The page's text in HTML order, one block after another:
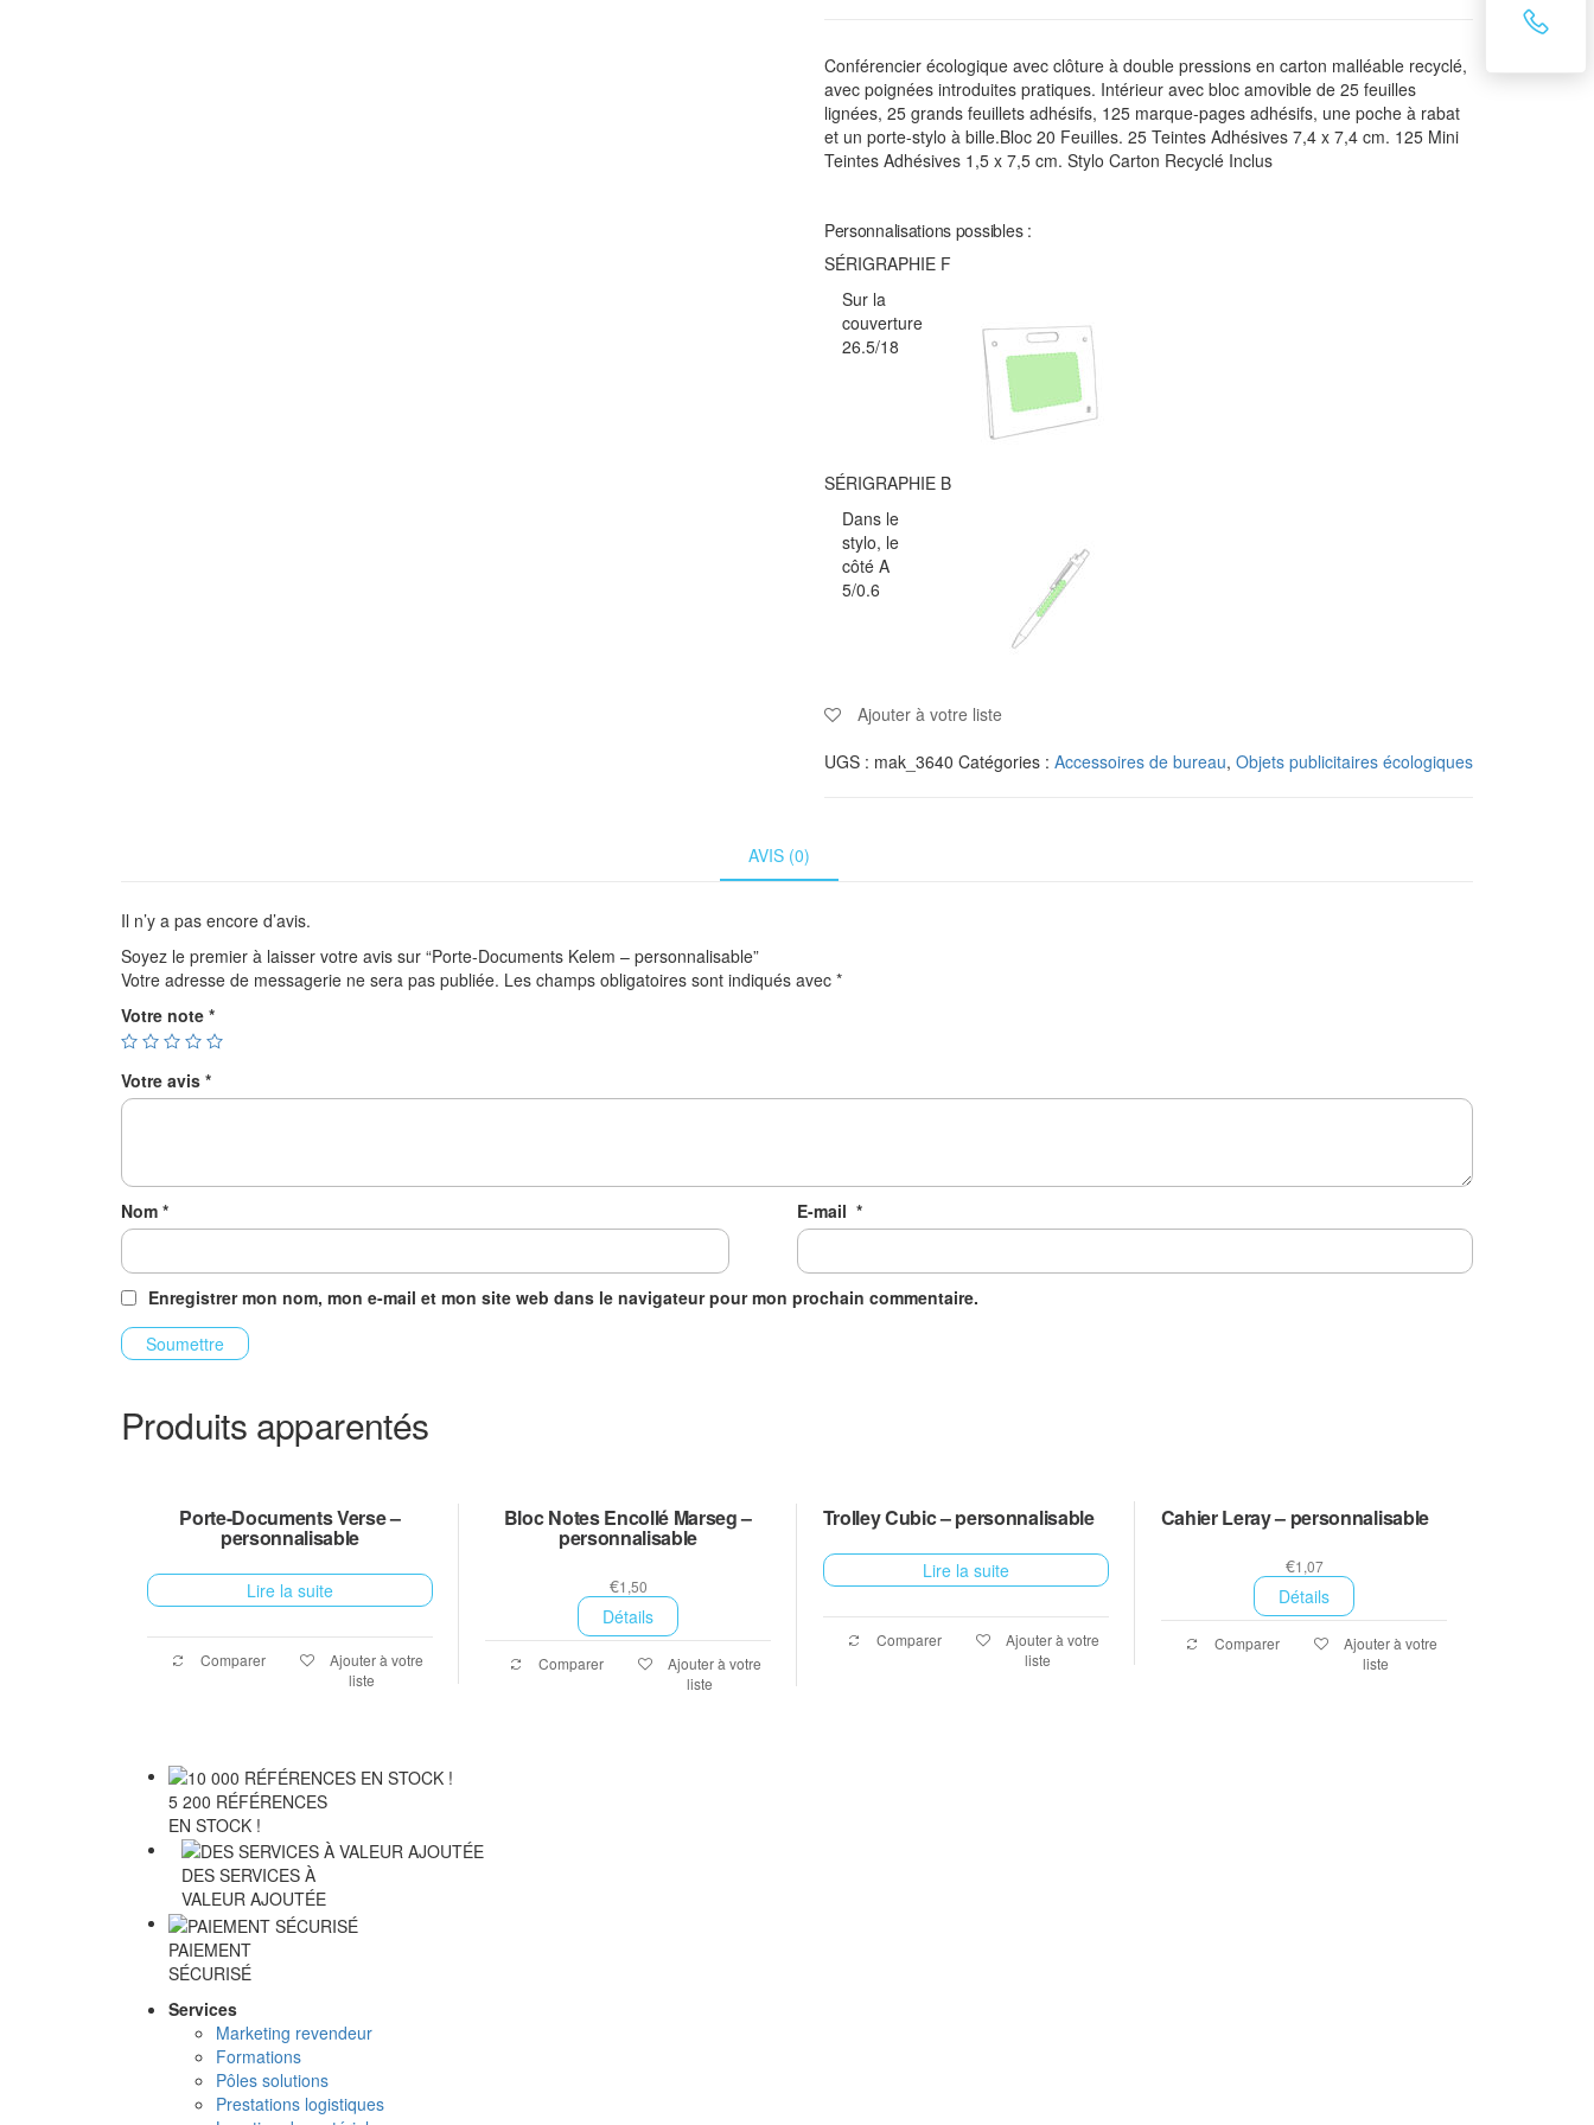
Conférencier écologique avec clôture à double pressions en carton malléable recyclé,
avec poignées introduites pratiques. Intérieur avec bloc amovible de 25 feuilles
lignées, 25 grands feuillets adhésifs, 125 marque-pages adhésifs, une poche à rabat
et un porte-stylo à bille.Bloc 20 Feuilles. 25 Teintes Adhésives 7,4 x 7,4 cm. 125 Mini
Teintes Adhésives 1,5 x 7,5 cm. Stylo Carton Recyclé Inclus
Personnalisations possibles :
SÉRIGRAPHIE F
Sur la
couverture
26.5/18
SÉRIGRAPHIE B
Dans le
stylo, le
côté A
5/0.6
Ajouter à votre liste
UGS : mak_3640 Catégories : Accessoires de bureau, Objets publicitaires écologiques
AVIS (0)
Il n’y a pas encore d’avis.
Soyez le premier à laisser votre avis sur “Porte-Documents Kelem – personnalisable”
Votre adresse de messagerie ne sera pas publiée. Les champs obligatoires sont indiqués avec *
Votre note *
Votre avis *
Nom * E-mail *
Enregistrer mon nom, mon e-mail et mon site web dans le navigateur pour mon prochain commentaire.
Produits apparentés
Porte-Documents Verse –
personnalisable
Lire la suite
Comparer
Ajouter à votre
liste
Bloc Notes Encollé Marseg –
personnalisable
€1,50
Détails
Comparer
Ajouter à votre
liste
Trolley Cubic – personnalisable
Lire la suite
Comparer
Ajouter à votre
liste
Cahier Leray – personnalisable
€1,07
Détails
Comparer
Ajouter à votre
liste
5 200 RÉFÉRENCES
EN STOCK !
DES SERVICES À
VALEUR AJOUTÉE
PAIEMENT
SÉCURISÉ
Services
Marketing revendeur
Formations
Pôles solutions
Prestations logistiques